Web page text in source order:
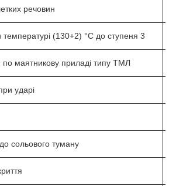
речовин
(130+2) °C до ступеня 3
по маятникову приладі типу ТМЛ
ударі
до сольового туману